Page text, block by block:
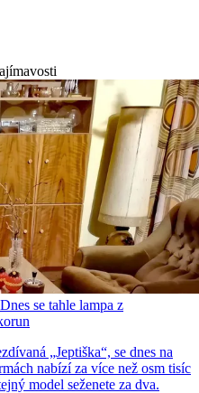
se tahle lampa z
„Jeptiška“, se dnes na
nabízí za více než osm tisíc
model seženete za dva.